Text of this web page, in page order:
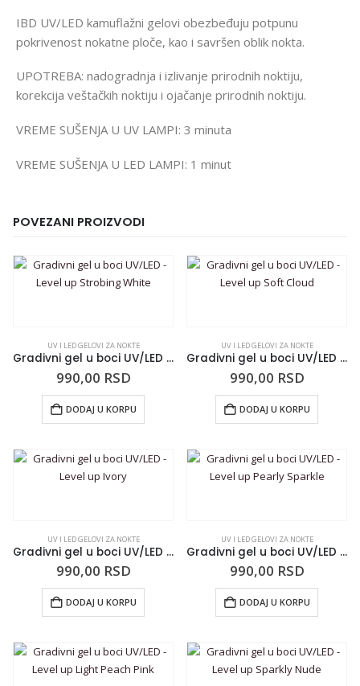
IBD UV/LED kamuflažni gelovi obezbeđuju potpunu
pokrivenost nokatne ploče, kao i savršen oblik nokta.
UPOTREBA: nadogradnja i izlivanje prirodnih noktiju,
korekcija veštačkih noktiju i ojačanje prirodnih noktiju.
VREME SUŠENJA U UV LAMPI: 3 minuta
VREME SUŠENJA U LED LAMPI: 1 minut
POVEZANI PROIZVODI
UV I LED GELOVI ZA NOKTE
Gradivni gel u boci UV/LED – Level up Strobing White
990,00 RSD
DODAJ U KORPU
UV I LED GELOVI ZA NOKTE
Gradivni gel u boci UV/LED – Level up Soft Cloud
990,00 RSD
DODAJ U KORPU
UV I LED GELOVI ZA NOKTE
Gradivni gel u boci UV/LED – Level up Ivory
990,00 RSD
DODAJ U KORPU
UV I LED GELOVI ZA NOKTE
Gradivni gel u boci UV/LED – Level up Pearly Sparkle
990,00 RSD
DODAJ U KORPU